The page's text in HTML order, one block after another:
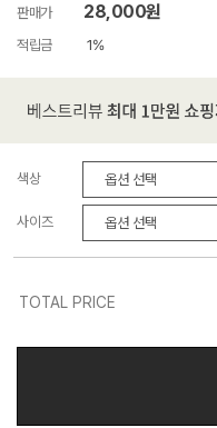
판매가 28,000원
적립금 1%
색상
사이즈
TOTAL PRICE